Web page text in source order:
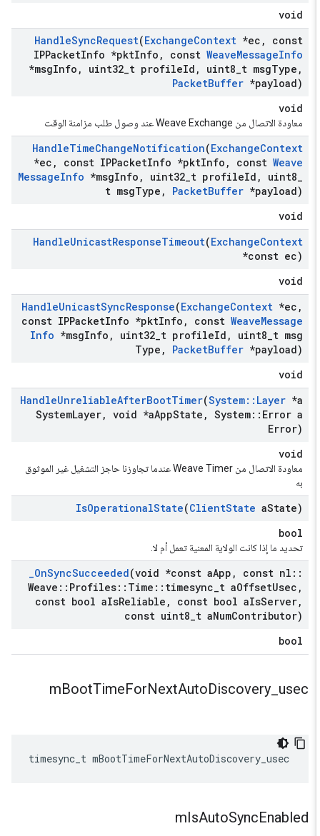
void
HandleSyncRequest(ExchangeContext *ec
const
IPPacketInfo *pktInfo constWeaveMessageInfo
*msgInfo uint32 _ t profileId uint8 _ t msgType
PacketBuffer *payload)
void
معاودة الاتصال من Weave Exchange عند وصول طلب مزامنة الوقت
HandleTimeChangeNotification(ExchangeContext
*ec
const IPPacketInfo *pktInfo constWeave
MessageInfo *msgInfo uint32 _ t profileId uint8
t msgType PacketBuffer *payload)
void
HandleUnicastResponseTimeout(ExchangeContext
*const ec)
void
HandleUnicastSyncResponse(ExchangeContext *ec
const IPPacketInfo *pktInfo constWeaveMessage
Info *msgInfo uint32 _ t profileId uint8 _ t msg
Type
PacketBuffer *payload)
void
HandleUnreliableAfterBootTimer(System ::Layer *a
SystemLayer void *aAppState System ::Error a
Error)
void
معاودة الاتصال من Weave Timer عندما تجاوزنا حاجز التشغيل غير الموثوق
به
IsOperationalState(ClientState aState)
bool
تحديد ما إذا كانت الولاية المعنية تعمل أم لا.
_OnSyncSucceeded(void *const aApp const nl ::
Weave ::Profiles ::Time ::timesync _ t aOffsetUsec
const bool aIsReliable const bool aIsServer
const uint8 _ t aNumContributor)
bool
mBootTimeForNextAutoDiscovery _usec
timesync_t mBootTimeForNextAutoDiscovery_usec
mIsAutoSyncEnabled